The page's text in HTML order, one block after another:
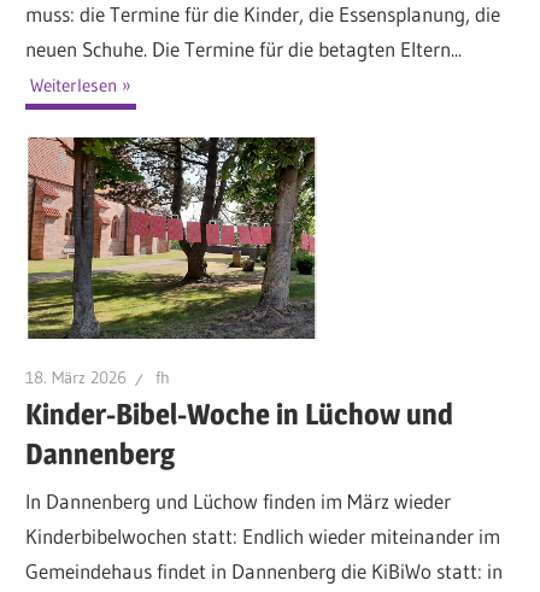
muss: die Termine für die Kinder, die Essensplanung, die
neuen Schuhe. Die Termine für die betagten Eltern...
Weiterlesen
18. März 2026 fh
Kinder-Bibel-Woche in Lüchow und
Dannenberg
In Dannenberg und Lüchow finden im März wieder
Kinderbibelwochen statt: Endlich wieder miteinander im
Gemeindehaus findet in Dannenberg die KiBiWo statt: in